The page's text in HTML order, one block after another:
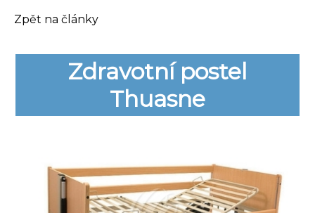
Zpět na články
Zdravotní postel
Thuasne